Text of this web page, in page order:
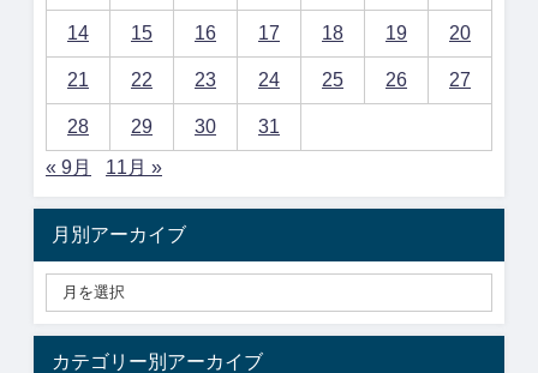
14 15 16 17 18 19 20
21 22 23 24 25 26 27
28 29 30
31
« 9月
11月 »
月別アーカイブ
カテゴリー別アーカイブ